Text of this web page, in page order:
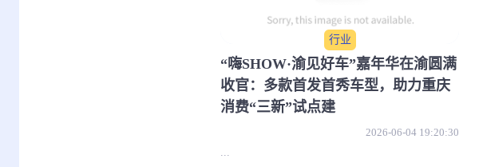
行业
​“嗨SHOW·渝见好车”嘉年华在渝圆满
收官：多款首发首秀车型，助力重庆
消费“三新”试点建
2026-06-04 19:20:30